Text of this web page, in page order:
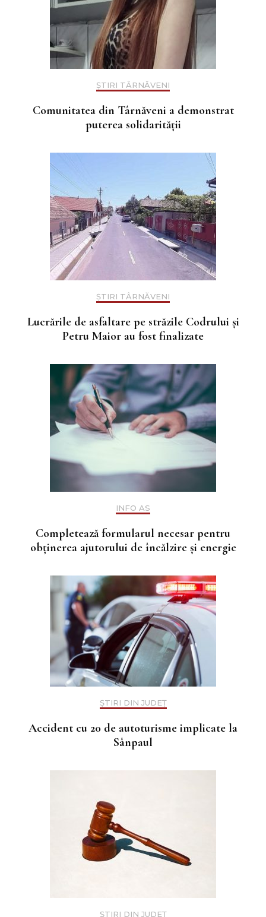
ȘTIRI TÂRNĂVENI
Comunitatea din Târnăveni a demonstrat
puterea solidarității
ȘTIRI TÂRNĂVENI
Lucrările de asfaltare pe străzile Codrului și
Petru Maior au fost finalizate
INFO AS
Completează formularul necesar pentru
obținerea ajutorului de încălzire și energie
ȘTIRI DIN JUDEȚ
Accident cu 20 de autoturisme implicate la
Sânpaul
ȘTIRI DIN JUDEȚ